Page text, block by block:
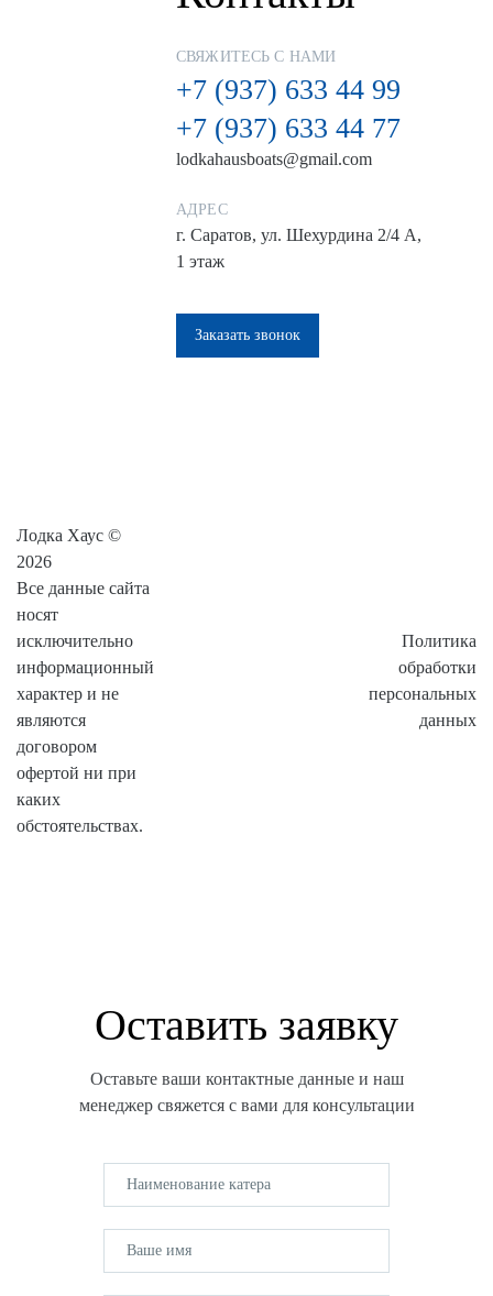
СВЯЖИТЕСЬ С НАМИ
+7 (937) 633 44 99
+7 (937) 633 44 77
lodkahausboats@gmail.com
АДРЕС
г. Саратов, ул. Шехурдина 2/4 А,
1 этаж
Заказать звонок
Лодка Хаус ©
2026
Все данные сайта
носят
исключительно
информационный
характер и не
являются
договором
офертой ни при
каких
обстоятельствах.
Политика
обработки
персональных
данных
Оставить заявку
Оставьте ваши контактные данные и наш
менеджер свяжется с вами для консультации